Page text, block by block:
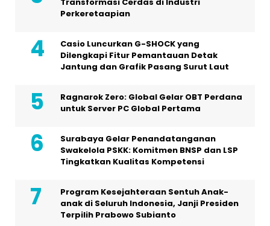
Transformasi Cerdas di Industri
Perkeretaapian
Casio Luncurkan G-SHOCK yang
Dilengkapi Fitur Pemantauan Detak
Jantung dan Grafik Pasang Surut Laut
Ragnarok Zero: Global Gelar OBT Perdana
untuk Server PC Global Pertama
Surabaya Gelar Penandatanganan
Swakelola PSKK: Komitmen BNSP dan LSP
Tingkatkan Kualitas Kompetensi
Program Kesejahteraan Sentuh Anak-
anak di Seluruh Indonesia, Janji Presiden
Terpilih Prabowo Subianto